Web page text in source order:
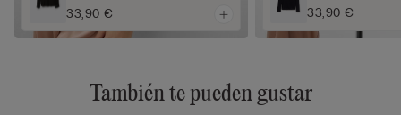
33,90 € 33,90 €
También te pueden gustar